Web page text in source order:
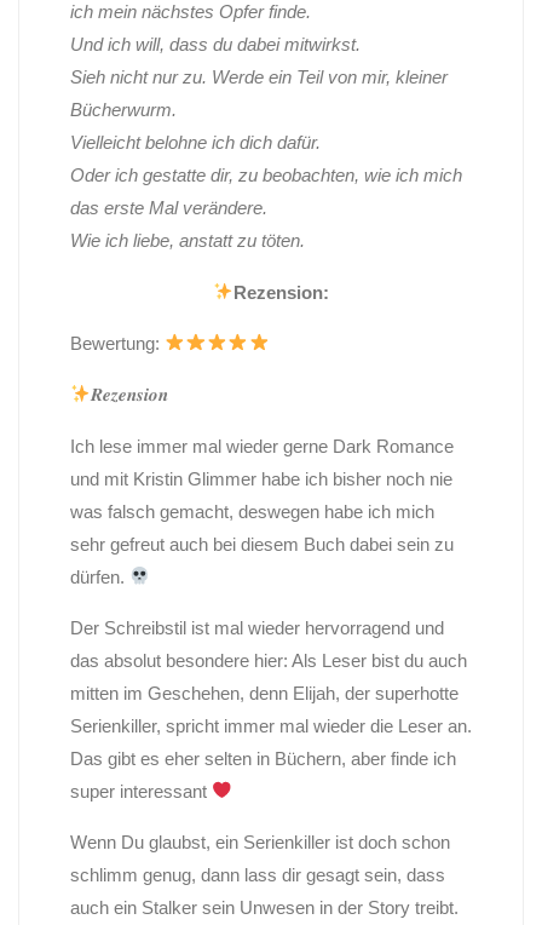
ich mein nächstes Opfer finde.
Und ich will, dass du dabei mitwirkst.
Sieh nicht nur zu. Werde ein Teil von mir, kleiner
Bücherwurm.
Vielleicht belohne ich dich dafür.
Oder ich gestatte dir, zu beobachten, wie ich mich
das erste Mal verändere.
Wie ich liebe, anstatt zu töten.
Rezension:
Bewertung:
𝑹𝒆𝒛𝒆𝒏𝒔𝒊𝒐𝒏
Ich lese immer mal wieder gerne Dark Romance
und mit Kristin Glimmer habe ich bisher noch nie
was falsch gemacht, deswegen habe ich mich
sehr gefreut auch bei diesem Buch dabei sein zu
dürfen.
Der Schreibstil ist mal wieder hervorragend und
das absolut besondere hier: Als Leser bist du auch
mitten im Geschehen, denn Elijah, der superhotte
Serienkiller, spricht immer mal wieder die Leser an.
Das gibt es eher selten in Büchern, aber finde ich
super interessant
Wenn Du glaubst, ein Serienkiller ist doch schon
schlimm genug, dann lass dir gesagt sein, dass
auch ein Stalker sein Unwesen in der Story treibt.